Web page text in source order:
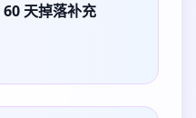
天掉落补充